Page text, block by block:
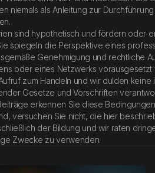
niemals als Anleitung zur
sind hypothetisch und fördern oder
spiegeln die Perspektive eines
Genehmigung und rechtliche
oder eines Netzwerks vorausgesetzt
zum Handeln und wir dulden keine
Gesetze und Vorschriften
erkennen Sie diese
versuchen Sie nicht, die hier
der Bildung und wir raten
Zwecke zu verwenden.